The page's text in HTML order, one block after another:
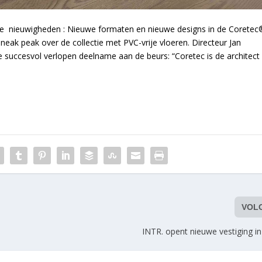
nieuwigheden : Nieuwe formaten en nieuwe designs in de
peak over de collectie met PVC-vrije vloeren. Directeur Jan
verlopen deelname aan de beurs: “Coretec is de architect
INTR. opent nieuwe vestiging